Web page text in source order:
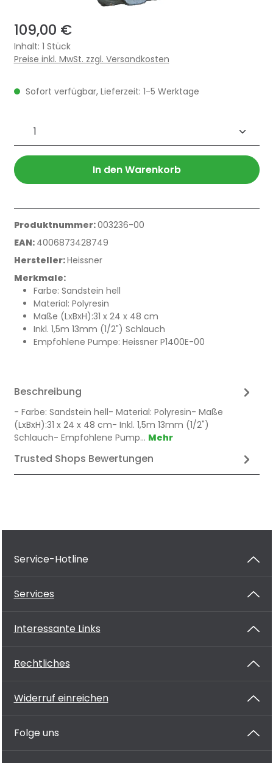
109,00 €
Inhalt: 1 Stück
Preise inkl. MwSt. zzgl. Versandkosten
Sofort verfügbar, Lieferzeit: 1-5 Werktage
Produkt Anzahl: Gib den
In den Warenkorb
Produktnummer:003236-00
EAN: 4006873428749
Hersteller:Heissner
Merkmale:
Farbe: Sandstein hell
Material: Polyresin
Maße (LxBxH):31 x 24 x 48 cm
Inkl. 1,5m 13mm (1/2") Schlauch
Empfohlene Pumpe: Heissner P1400E-00
Beschreibung
- Farbe: Sandstein hell- Material: Polyresin- Maße
(LxBxH):31 x 24 x 48 cm- Inkl. 1,5m 13mm (1/2")
Schlauch- Empfohlene Pump… Mehr
Trusted Shops Bewertungen
Service-Hotline
Services
Interessante Links
Rechtliches
Widerruf einreichen
Folge uns